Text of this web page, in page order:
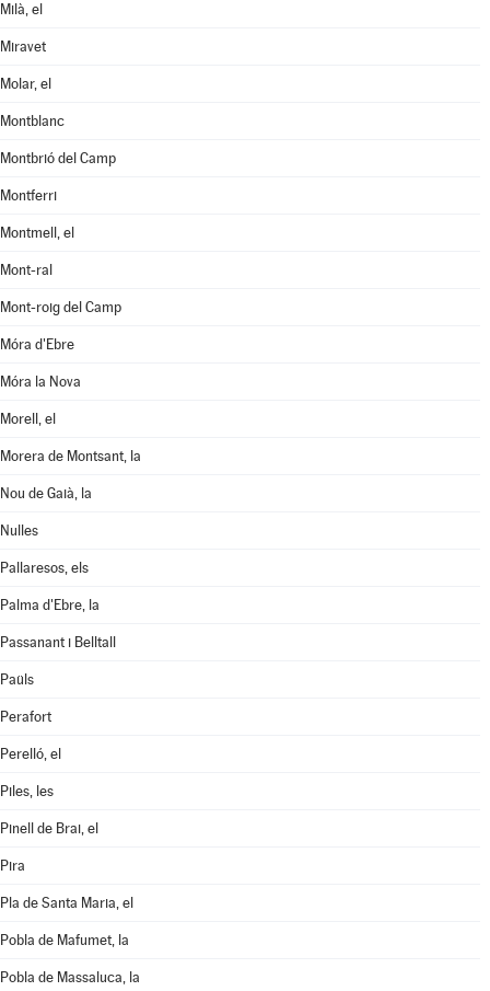
Milà, el
Miravet
Molar, el
Montblanc
Montbrió del Camp
Montferri
Montmell, el
Mont-ral
Mont-roig del Camp
Móra d'Ebre
Móra la Nova
Morell, el
Morera de Montsant, la
Nou de Gaià, la
Nulles
Pallaresos, els
Palma d'Ebre, la
Passanant i Belltall
Paüls
Perafort
Perelló, el
Piles, les
Pinell de Brai, el
Pira
Pla de Santa Maria, el
Pobla de Mafumet, la
Pobla de Massaluca, la